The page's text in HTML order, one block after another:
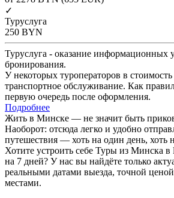
✓
Туруслуга
250 BYN
Туруслуга - оказание информационных
бронирования.
У некоторых туроператоров в
транспортное обслуживание. Как
первую очередь после оформления.
Подробнее
Жить в Минске — не значит быть
Наоборот: отсюда легко и удобно
путешествия — хоть на один день, хоть
Хотите устроить себе Туры из Минска
на 7 дней? У нас вы найдёте только
реальными датами выезда, точной
местами.